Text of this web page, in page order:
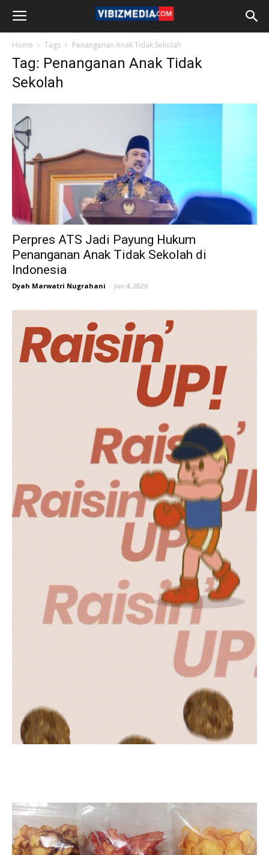
Home Tags Penanganan Anak Tidak Sekolah
Tag: Penanganan Anak Tidak
Sekolah
Perpres ATS Jadi Payung Hukum
Penanganan Anak Tidak Sekolah di
Indonesia
Dyah Marwatri Nugrahani - Jun 4, 2026